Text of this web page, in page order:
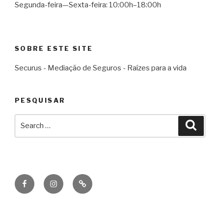
Segunda-feira—Sexta-feira: 10:00h–18:00h
SOBRE ESTE SITE
Securus - Mediação de Seguros - Raízes para a vida
PESQUISAR
FacebookInstagramEmail